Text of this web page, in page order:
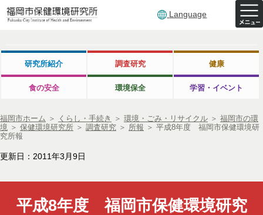
Language
研究所紹介 調査研究 健康
食の安全 環境保全 学習・イベント
福岡市ホーム ＞ くらし・手続き ＞ 環境・ごみ・リサイクル ＞ 福岡市の環
境 ＞ 保健環境研究所 ＞ 調査研究 ＞ 所報 ＞ 平成8年度 福岡市保健環境研
究所報
更新日：2011年3月9日
平成8年度 福岡市保健環境研究